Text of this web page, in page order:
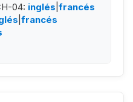
04: inglés francés
francés